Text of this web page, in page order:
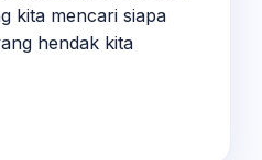
kita mencari siapa
hendak kita